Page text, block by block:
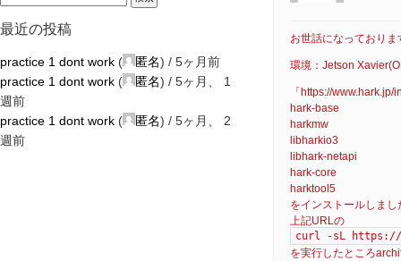
お世話になっておりま
環境：Jetson
「https://
hark-base
harkmw
libharkio3
libhark-netapi
hark-core
harktool5
をインストールしま
上記URLの
curl -sL https://
を実行したところ
最近の投稿
practice 1 dont work ( 匿名) / 5ヶ月前
practice 1 dont work ( 匿名) / 5ヶ月、 1
週前
practice 1 dont work ( 匿名) / 5ヶ月、 2
週前